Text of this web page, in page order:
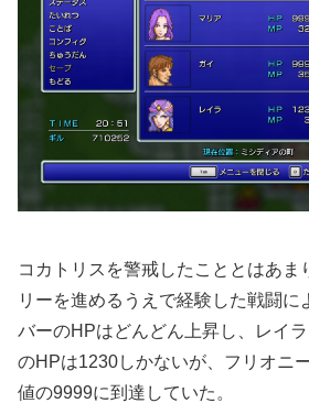
コカトリスを警戒したこととはあま
リーを進めるうえで経験した戦闘に
バーのHPはどんどん上昇し、レイ
のHPは1230しかないが、フリオニ
値の9999に到達していた。